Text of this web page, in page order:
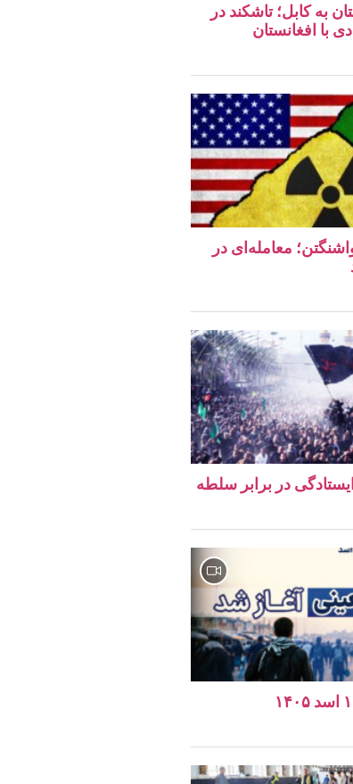
به کابل؛ تاشکند در
با افغانستان
معامله‌ای در
ایستادگی در برابر سلطه